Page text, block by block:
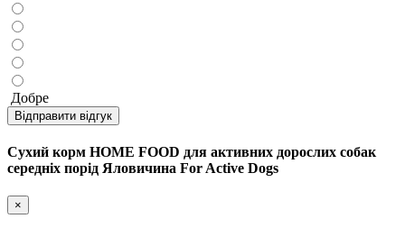
Добре
Відправити відгук
Сухий корм HOME FOOD для активних дорослих собак
середніх порід Яловичина For Active Dogs
×